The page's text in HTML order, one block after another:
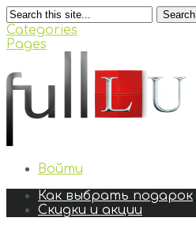
Search
Categories
Pages
Войти
Как выбрать подарок
Скидки и акции